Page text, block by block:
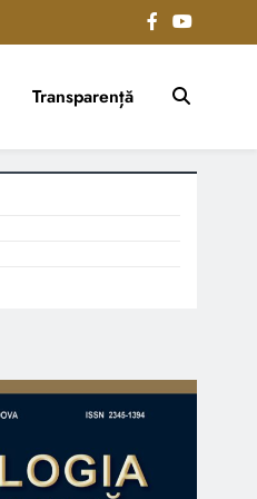
Transparență